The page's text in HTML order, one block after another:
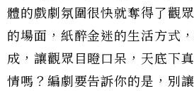
體的戲劇氛圍很快就奪得了觀
的場面，紙醉金迷的生活方式
成，讓觀眾目瞪口呆，天底下
情嗎？編劇要告訴你的是，別